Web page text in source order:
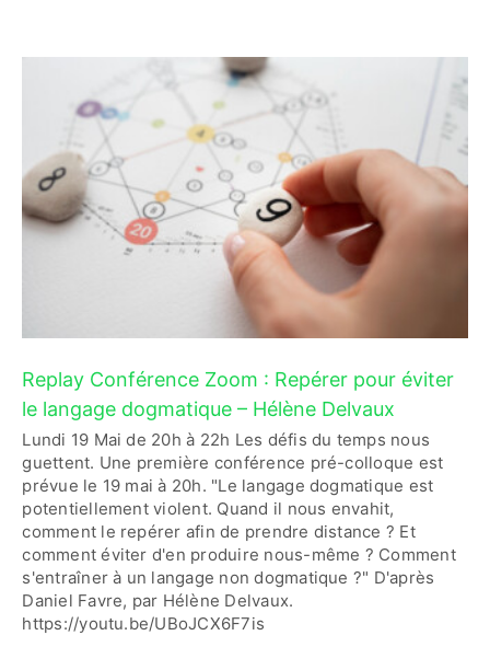
Replay Conférence Zoom : Repérer pour éviter
le langage dogmatique – Hélène Delvaux
Lundi 19 Mai de 20h à 22h Les défis du temps nous
guettent. Une première conférence pré-colloque est
prévue le 19 mai à 20h. "Le langage dogmatique est
potentiellement violent. Quand il nous envahit,
comment le repérer afin de prendre distance ? Et
comment éviter d'en produire nous-même ? Comment
s'entraîner à un langage non dogmatique ?" D'après
Daniel Favre, par Hélène Delvaux.
https://youtu.be/UBoJCX6F7is